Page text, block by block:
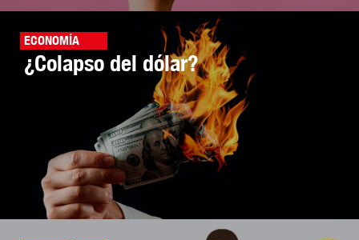
ECONOMÍA
¿Colapso del dólar?